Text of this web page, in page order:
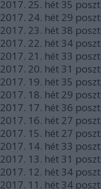
2017. 25. hét 35 poszt
2017. 24. hét 29 poszt
2017. 23. hét 38 poszt
2017. 22. hét 34 poszt
2017. 21. hét 33 poszt
2017. 20. hét 31 poszt
2017. 19. hét 35 poszt
2017. 18. hét 29 poszt
2017. 17. hét 36 poszt
2017. 16. hét 27 poszt
2017. 15. hét 27 poszt
2017. 14. hét 33 poszt
2017. 13. hét 31 poszt
2017. 12. hét 34 poszt
2017. 11. hét 34 poszt